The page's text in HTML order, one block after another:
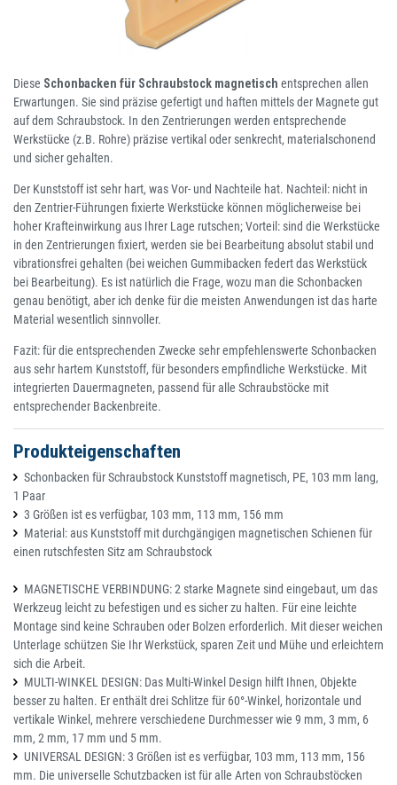
Diese Schonbacken für Schraubstock magnetisch entsprechen allen
Erwartungen. Sie sind präzise gefertigt und haften mittels der Magnete gut
auf dem Schraubstock. In den Zentrierungen werden entsprechende
Werkstücke (z.B. Rohre) präzise vertikal oder senkrecht, materialschonend
und sicher gehalten.
Der Kunststoff ist sehr hart, was Vor- und Nachteile hat. Nachteil: nicht in
den Zentrier-Führungen fixierte Werkstücke können möglicherweise bei
hoher Krafteinwirkung aus Ihrer Lage rutschen; Vorteil: sind die Werkstücke
in den Zentrierungen fixiert, werden sie bei Bearbeitung absolut stabil und
vibrationsfrei gehalten (bei weichen Gummibacken federt das Werkstück
bei Bearbeitung). Es ist natürlich die Frage, wozu man die Schonbacken
genau benötigt, aber ich denke für die meisten Anwendungen ist das harte
Material wesentlich sinnvoller.
Fazit: für die entsprechenden Zwecke sehr empfehlenswerte Schonbacken
aus sehr hartem Kunststoff, für besonders empfindliche Werkstücke. Mit
integrierten Dauermagneten, passend für alle Schraubstöcke mit
entsprechender Backenbreite.
Produkteigenschaften
Schonbacken für Schraubstock Kunststoff magnetisch, PE, 103 mm lang,
1 Paar
3 Größen ist es verfügbar, 103 mm, 113 mm, 156 mm
Material: aus Kunststoff mit durchgängigen magnetischen Schienen für
einen rutschfesten Sitz am Schraubstock
MAGNETISCHE VERBINDUNG: 2 starke Magnete sind eingebaut, um das
Werkzeug leicht zu befestigen und es sicher zu halten. Für eine leichte
Montage sind keine Schrauben oder Bolzen erforderlich. Mit dieser weichen
Unterlage schützen Sie Ihr Werkstück, sparen Zeit und Mühe und erleichtern
sich die Arbeit.
MULTI-WINKEL DESIGN: Das Multi-Winkel Design hilft Ihnen, Objekte
besser zu halten. Er enthält drei Schlitze für 60°-Winkel, horizontale und
vertikale Winkel, mehrere verschiedene Durchmesser wie 9 mm, 3 mm, 6
mm, 2 mm, 17 mm und 5 mm.
UNIVERSAL DESIGN: 3 Größen ist es verfügbar, 103 mm, 113 mm, 156
mm. Die universelle Schutzbacken ist für alle Arten von Schraubstöcken